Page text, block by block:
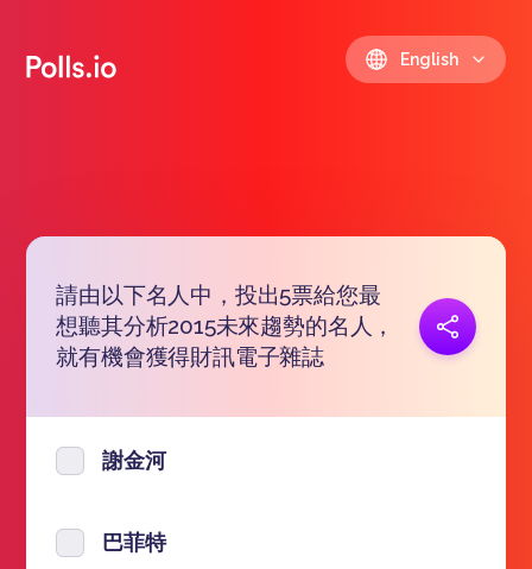
English
請由以下名人中，投出5票給您最
想聽其分析2015未來趨勢的名人，
就有機會獲得財訊電子雜誌
Copy link
謝金河
巴菲特